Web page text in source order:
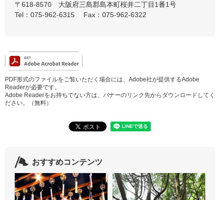
〒618-8570
大阪府三島郡島本町桜井二丁目1番1号
Tel：075-962-6315
Fax：075-962-6322
PDF形式のファイルをご覧いただく場合には、Adobe社が提供するAdobe
Readerが必要です。
Adobe Readerをお持ちでない方は、バナーのリンク先からダウンロードしてく
ださい。（無料）
おすすめコンテンツ